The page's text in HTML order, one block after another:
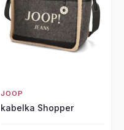
JOOP
kabelka Shopper